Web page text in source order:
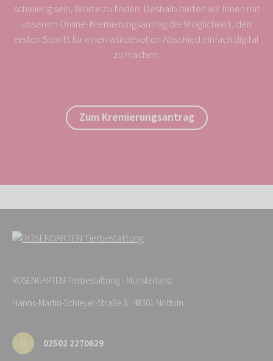
schwierig sein, Worte zu finden. Deshalb bieten wir Ihnen mit
unserem Online-Kremierungsantrag die Möglichkeit, den
ersten Schritt für einen würdevollen Abschied einfach digital
zu machen.
Zum Kremierungsantrag
ROSENGARTEN-Tierbestattung - Münsterland
Hanns-Martin-Schleyer-Straße 3 · 48301 Nottuln
02502 2270629